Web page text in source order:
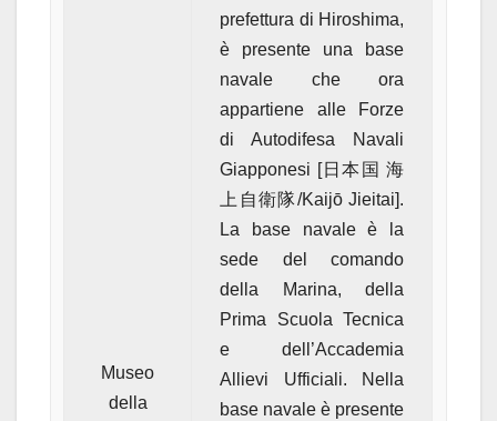
Museo
della
prefettura di Hiroshima,
è presente una base
navale che ora
appartiene alle Forze
di Autodifesa Navali
Giapponesi [日本国 海
上自衛隊/Kaijō Jieitai].
La base navale è la
sede del comando
della Marina, della
Prima Scuola Tecnica
e dell’Accademia
Allievi Ufficiali. Nella
base navale è presente